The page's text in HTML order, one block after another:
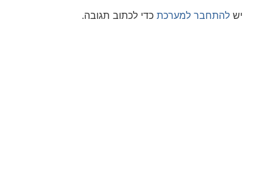
למערכתכדי לכתוב תגובה.